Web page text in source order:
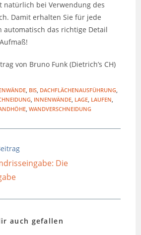
natürlich bei Verwendung des
Damit erhalten Sie für jede
automatisch das richtige Detail
von Bruno Funk (Dietrich’s CH)
BIS DACHFLÄCHENAUSFÜHRUNG
INNENWÄNDE LAGE LAUFEN
WANDVERSCHNEIDUNG
Die
auch gefallen